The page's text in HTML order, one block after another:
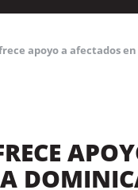
apoyo a afectados